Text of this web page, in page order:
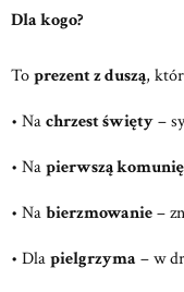
Dla kogo?
To prezent z duszą,
• Na chrzest święty –
• Na pierwszą komunię
• Na bierzmowanie –
• Dla pielgrzyma – w